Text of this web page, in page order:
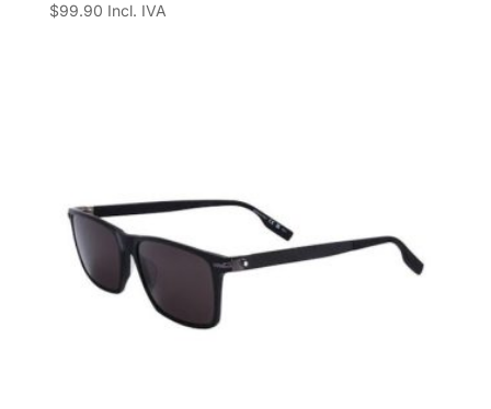
$99.90 Incl. IVA